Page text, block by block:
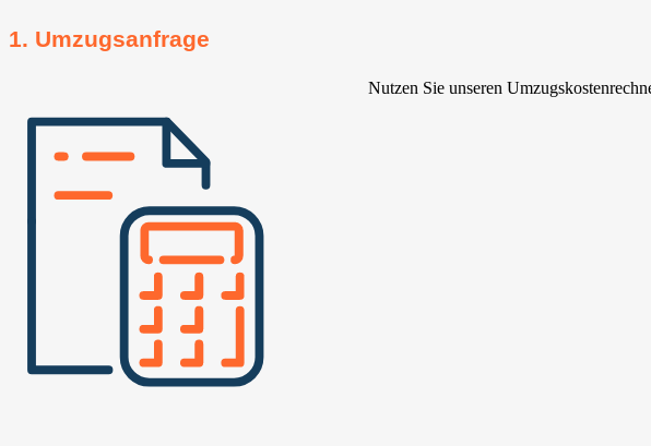
1. Umzugsanfrage
Nutzen Sie unseren